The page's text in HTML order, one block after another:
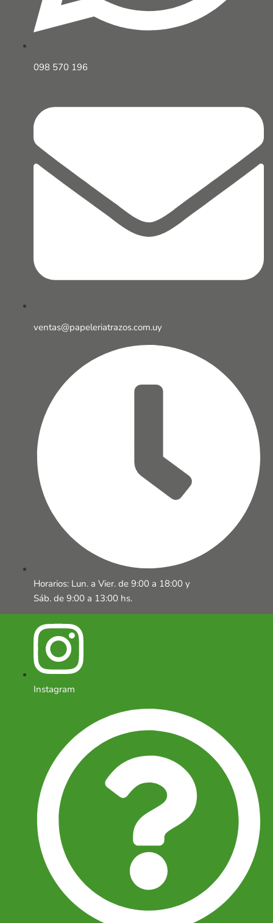
098 570 196
ventas@papeleriatrazos.com.uy
Horarios: Lun. a Vier. de 9:00 a 18:00 y
Sáb. de 9:00 a 13:00 hs.
Instagram